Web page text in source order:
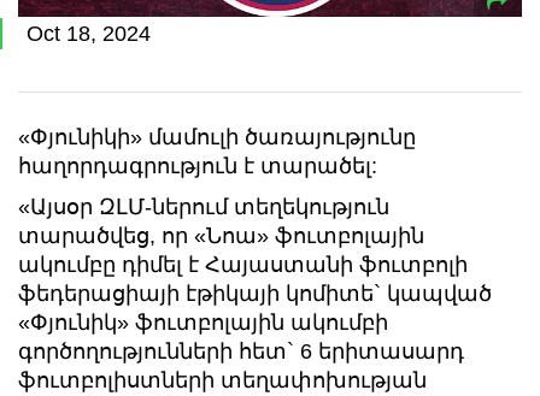
Oct 18, 2024
«Փյունիկի» մամուլի ծառայությունը
հաղորդագրություն է տարածել:
«Այսօր ԶԼՄ-ներում տեղեկություն
տարածվեց, որ «Նոա» ֆուտբոլային
ակումբը դիմել է Հայաստանի ֆուտբոլի
ֆեդերացիայի էթիկայի կոմիտե` կապված
«Փյունիկ» ֆուտբոլային ակումբի
գործողությունների հետ` 6 երիտասարդ
ֆուտբոլիստների տեղափոխության